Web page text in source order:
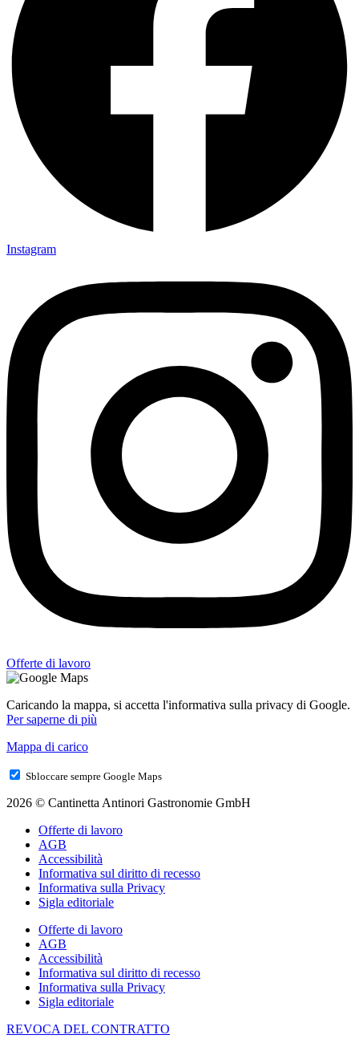
Instagram
Offerte di lavoro
Caricando la mappa, si accetta l'informativa sulla privacy di Google.
Per saperne di più
Mappa di carico
Sbloccare sempre Google Maps
2026 © Cantinetta Antinori Gastronomie GmbH
Offerte di lavoro
AGB
Accessibilità
Informativa sul diritto di recesso
Informativa sulla Privacy
Sigla editoriale
Offerte di lavoro
AGB
Accessibilità
Informativa sul diritto di recesso
Informativa sulla Privacy
Sigla editoriale
REVOCA DEL CONTRATTO